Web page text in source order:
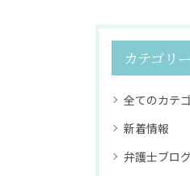
カテゴリー
全てのカテ
新着情報
弁護士ブロ